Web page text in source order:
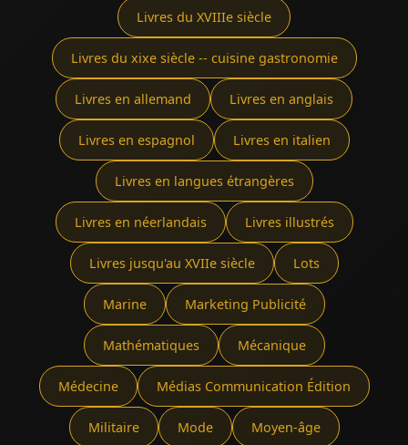
Livres du XVIIIe siècle
Livres du xixe siècle -- cuisine gastronomie
Livres en allemand Livres en anglais
Livres en espagnol Livres en italien
Livres en langues étrangères
Livres en néerlandais Livres illustrés
Livres jusqu'au XVIIe siècle Lots
Marine Marketing Publicité
Mathématiques Mécanique
Médecine Médias Communication Édition
Militaire Mode Moyen-âge